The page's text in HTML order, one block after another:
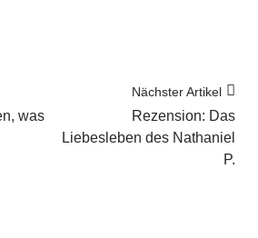
was
Nächster Artikel
Rezension: Das
Liebesleben des Nathaniel
P.